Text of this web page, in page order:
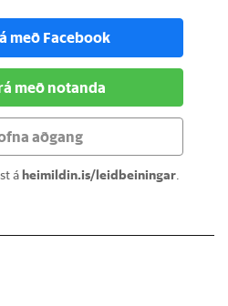
með Facebook
með notanda
aðgang
áheimildin.is/leidbeiningar.